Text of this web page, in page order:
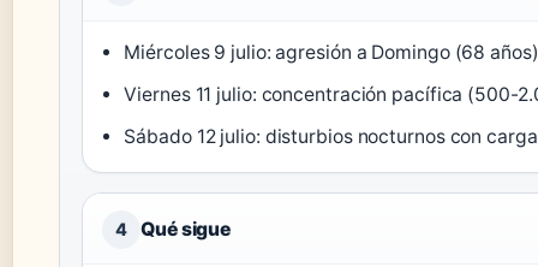
Miércoles 9 julio: agresión a Domingo (68
Viernes 11 julio: concentración pacífica (500-
Sábado 12 julio: disturbios nocturnos con
4 Qué sigue